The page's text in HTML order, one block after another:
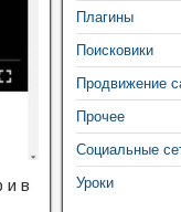
и в
Плагины
Поисковики
Продвижение
Прочее
Социальные
Уроки